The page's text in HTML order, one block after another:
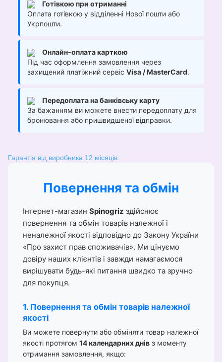
Готівкою при отриманні
Оплата готівкою у відділенні Нової пошти або
Укрпошти.
Онлайн-оплата карткою
Під час оформлення замовлення через
захищений платіжний сервіс Visa / MasterCard.
Передоплата на банківську карту
За бажанням ви можете внести передоплату для
бронювання або пришвидшеної відправки.
Гарантія від виробника 12 місяців.
Повернення та обмін
Інтернет-магазин Spinogriz здійснює
повернення та обмін товарів належної і
неналежної якості відповідно до Закону України
«Про захист прав споживачів». Ми цінуємо
довіру наших клієнтів і завжди намагаємося
вирішувати будь-які питання швидко та зручно
для покупця.
1. Повернення та обмін товарів належної
якості
Ви можете повернути або обміняти товар належної
якості протягом 14 календарних днів з моменту
отримання замовлення, якщо: